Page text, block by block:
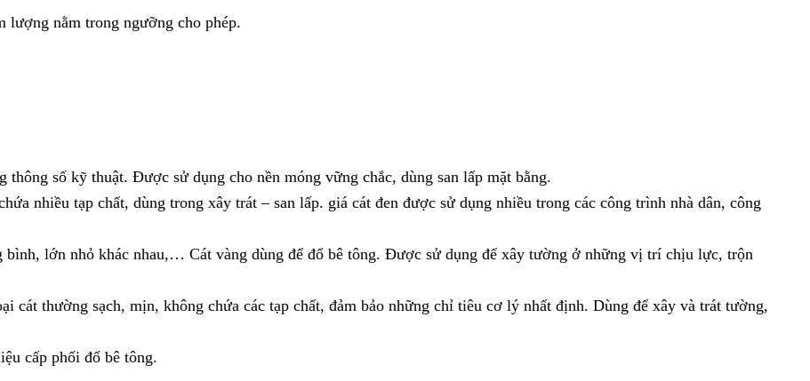
lượng nằm trong ngưỡng cho phép.
số kỹ thuật. Được sử dụng cho nền móng vững chắc, dùng san lấp mặt bằng.
nhiều tạp chất, dùng trong xây trát – san lấp. giá cát đen được sử dụng nhiều trong các công trình nhà dân, công
bình, lớn nhỏ khác nhau,… Cát vàng dùng để đổ bê tông. Được sử dụng để xây tường ở những vị trí chịu lực, trộn
cát thường sạch, mịn, không chứa các tạp chất, đảm bảo những chỉ tiêu cơ lý nhất định. Dùng để xây và trát tường,
cấp phối đổ bê tông.